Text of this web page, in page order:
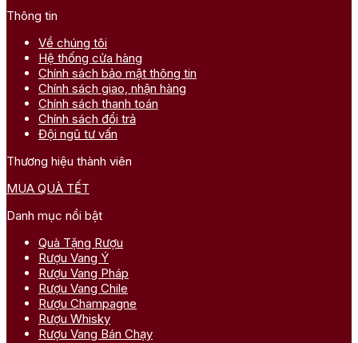
Thông tin
Về chúng tôi
Hệ thống cửa hàng
Chính sách bảo mật thông tin
Chính sách giao, nhận hàng
Chính sách thanh toán
Chính sách đổi trả
Đội ngũ tư vấn
Thương hiệu thành viên
MUA QUÀ TẾT
Danh mục nổi bật
Quà Tặng Rượu
Rượu Vang Ý
Rượu Vang Pháp
Rượu Vang Chile
Rượu Champagne
Rượu Whisky
Rượu Vang Bán Chạy